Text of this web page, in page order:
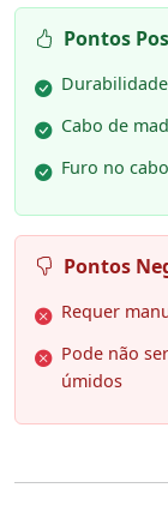
Pontos
Cabo de
Furo no
Pontos
Requer
Pode não
úmidos